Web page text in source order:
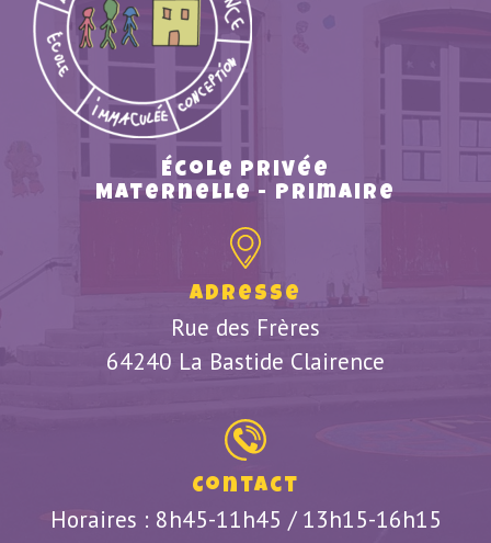
École privée
Maternelle - Primaire
Adresse
Rue des Frères
64240 La Bastide Clairence
Contact
Horaires : 8h45-11h45 / 13h15-16h15